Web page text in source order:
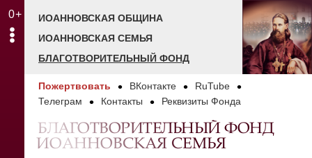
0+
ИОАННОВСКАЯ ОБЩИНА
ИОАННОВСКАЯ СЕМЬЯ
БЛАГОТВОРИТЕЛЬНЫЙ ФОНД
Пожертвовать ВКонтакте
RuTube
Телеграм
Контакты Реквизиты Фонда
БЛАГОТВОРИТЕЛЬНЫЙ ФОНД
ИОАННОВСКАЯ СЕМЬЯ